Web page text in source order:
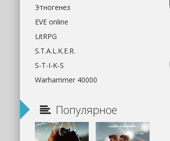
Этногенез
EVE online
LitRPG
S.T.A.L.K.E.R.
S-T-I-K-S
Warhammer 40000
Популярное